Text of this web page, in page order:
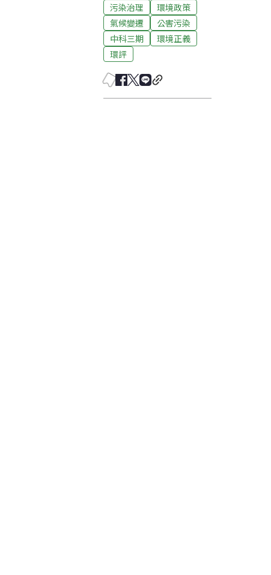
污染治理
環境政策
氣候變遷
公害污染
中科三期
環境正義
環評